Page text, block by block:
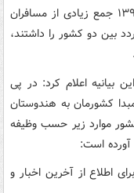
مقصد دهلی از روز چهارشنبه هفتم اسفند ۱۳۹۸ جمع زیادی از مسافران
بین دو کشور را داشتند،
اعلام کرد: در پی
کشورمان به هندوستان
موارد زیر حسب وظیفه
است:
اطلاع از آخرین اخبار و